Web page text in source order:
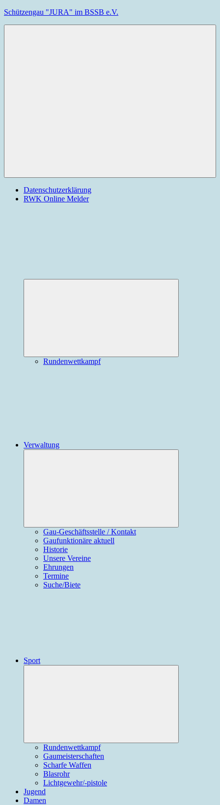
Zum
Schützengau "JURA" im BSSB e.V.
Datenschutzerklärung
RWK Online Melder
Rundenwettkampf
Verwaltung
Gau-Geschäftsstelle / Kontakt
Gaufunktionäre aktuell
Historie
Unsere Vereine
Ehrungen
Termine
Suche/Biete
Sport
Rundenwettkampf
Gaumeisterschaften
Scharfe Waffen
Blasrohr
Lichtgewehr/-pistole
Jugend
Damen